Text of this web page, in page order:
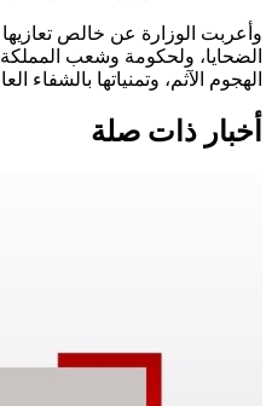
وأعربت الوزارة عن خالص
الضحايا، ولحكومة وشعب المملكة
الهجوم الآثم، وتمنياتها بالشفاء
أخبار ذات صلة